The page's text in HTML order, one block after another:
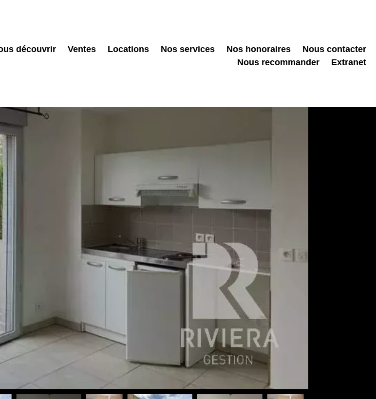
découvrir Ventes Locations Nos services Nos honoraires
Nous contacter
Nous recommander
Extranet